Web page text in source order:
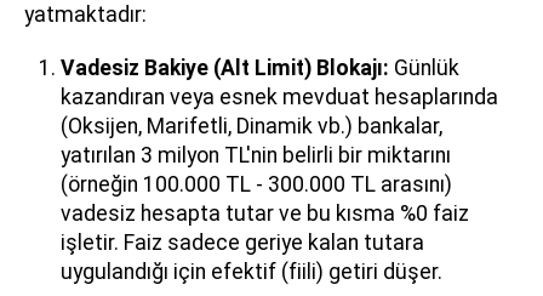
yatmaktadır:
Vadesiz Bakiye (Alt Limit) Blokajı: Günlük
kazandıran veya esnek mevduat hesaplarında
(Oksijen, Marifetli, Dinamik vb.) bankalar,
yatırılan 3 milyon TL'nin belirli bir miktarını
(örneğin 100.000 TL - 300.000 TL arasını)
vadesiz hesapta tutar ve bu kısma %0 faiz
işletir. Faiz sadece geriye kalan tutara
uygulandığı için efektif (fiili) getiri düşer.